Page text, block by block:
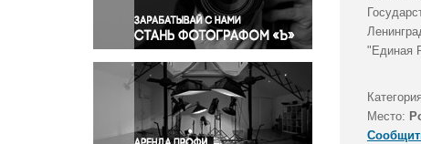
Происшествия и конфликты
Религия
Светская жизнь
Спорт
Экология
Экономика и бизнес
"Единая
Место: